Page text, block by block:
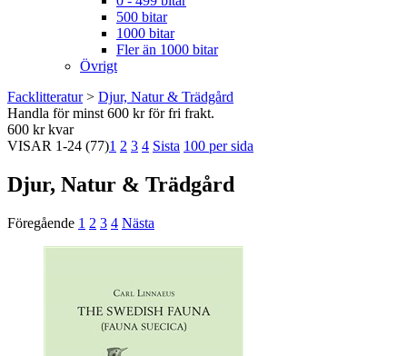
500 bitar
1000 bitar
Fler än 1000 bitar
Övrigt
Facklitteratur> Djur, Natur & Trädgård
Handla för minst 600 kr för fri frakt.
600 kr kvar
VISAR 1-24 (77)1 2 3 4 Sista 100 per sida
Djur, Natur & Trädgård
Föregående 1 2 3 4 Nästa